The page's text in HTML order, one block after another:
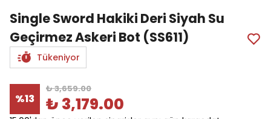
Single Sword Hakiki Deri Siyah Su
Geçirmez Askeri Bot (SS611)
Tükeniyor
%13
₺ 3,659.00
₺ 3,179.00